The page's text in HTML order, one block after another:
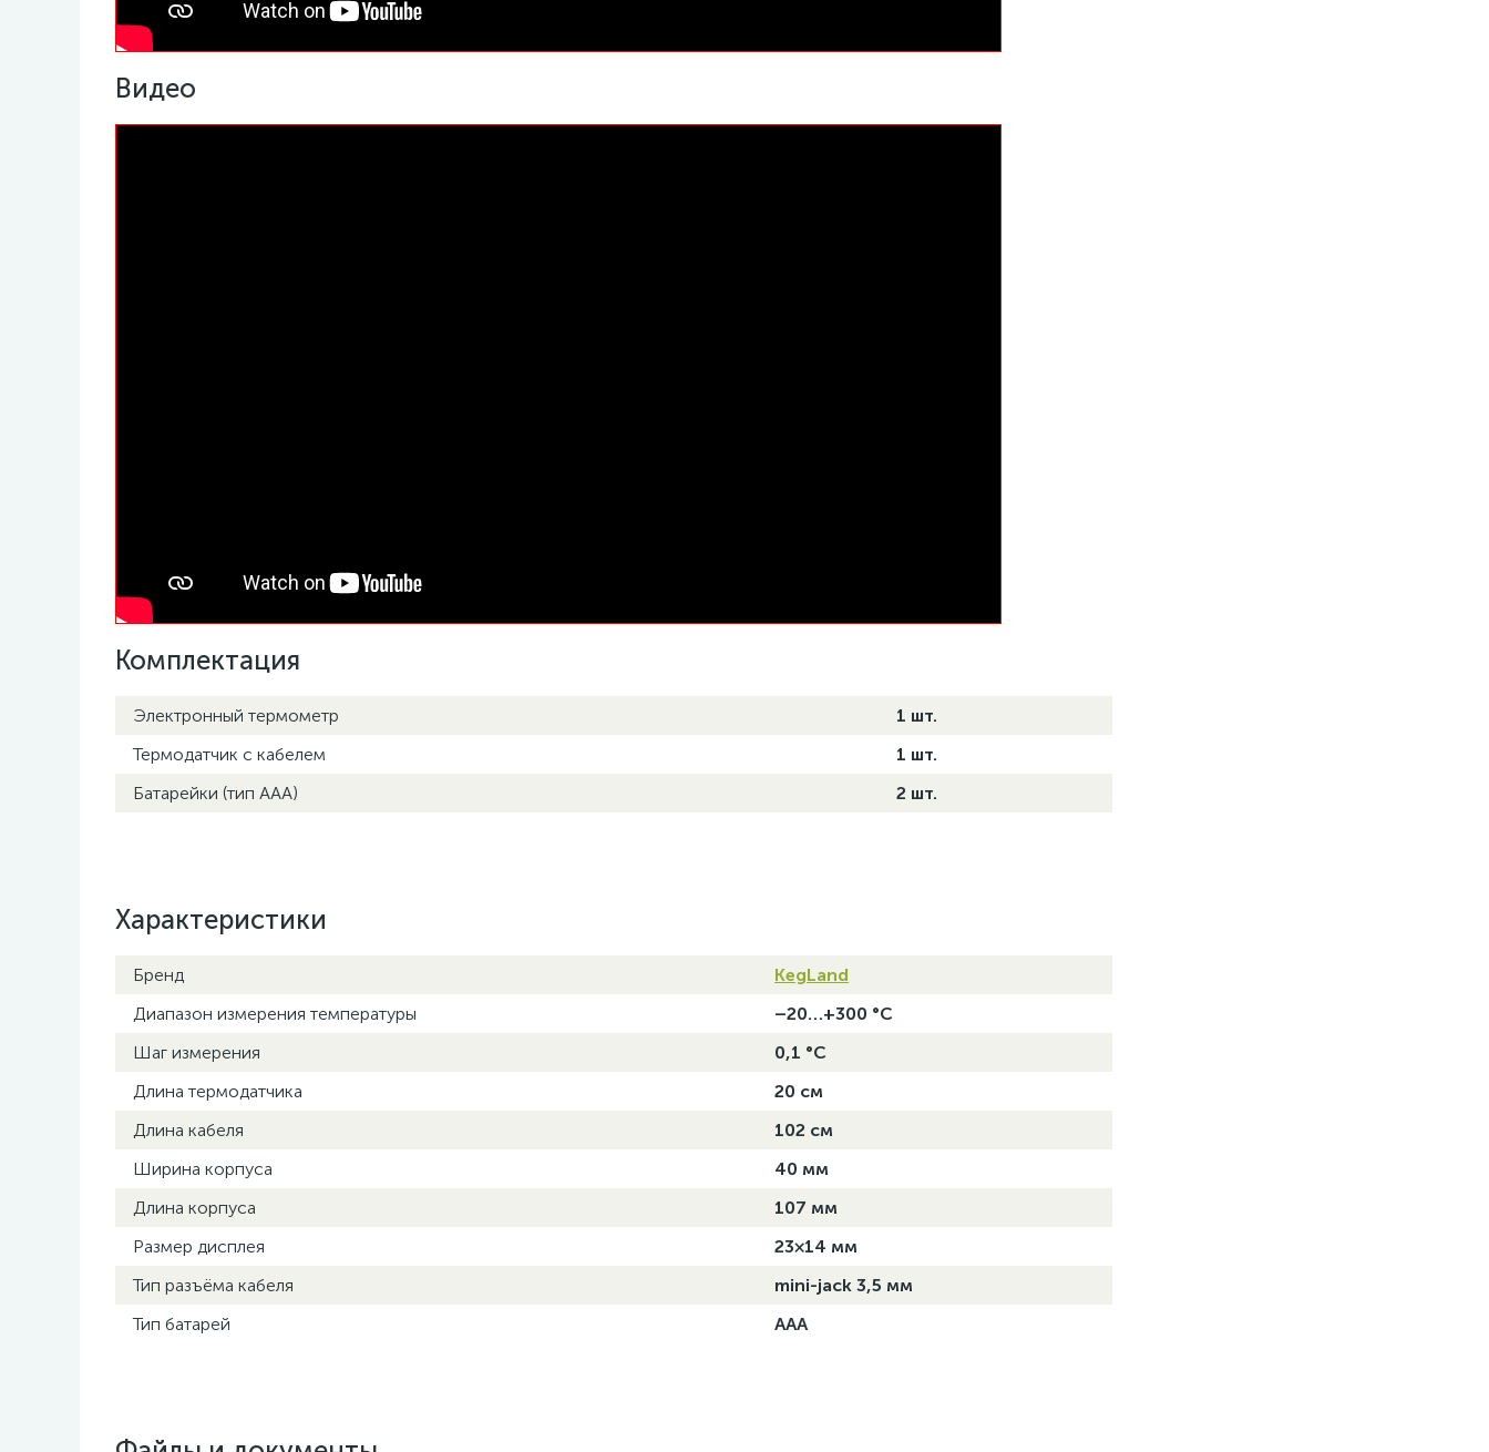
Видео
Комплектация
Электронный термометр
1 шт.
Термодатчик с кабелем
1 шт.
Батарейки (тип ААА)
2 шт.
Характеристики
Бренд
KegLand
Диапазон измерения температуры
–20…+300 °C
Шаг измерения
0,1 °C
Длина термодатчика
20 см
Длина кабеля
102 см
Ширина корпуса
40 мм
Длина корпуса
107 мм
Размер дисплея
23×14 мм
Тип разъёма кабеля
mini-jack 3,5 мм
Тип батарей
ААА